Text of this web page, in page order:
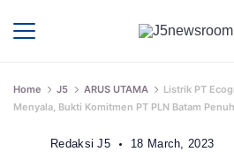
Home J5 ARUS UTAMA
Listrik PT
Menyala, Bukti Komitmen PT PLN Batam
Redaksi J5 18 March, 2023